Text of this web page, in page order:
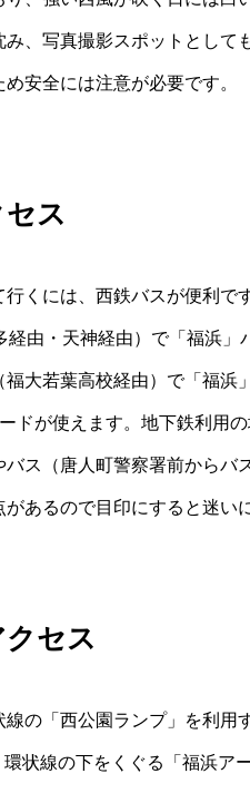
、写真撮影スポットとして
安全には注意が必要です。
ス
くには、西鉄バスが便利で
由・天神経由）で「福浜」
福大若葉高校経由）で「福浜
ドが使えます。地下鉄利用
ス（唐人町警察署前からバ
あるので目印にすると迷い
セス
の「西公園ランプ」を利用
状線の下をくぐる「福浜ア